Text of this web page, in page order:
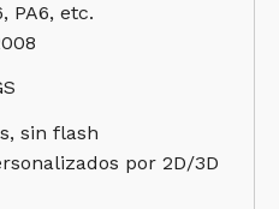
PA6, etc.
sin flash
por 2D/3D